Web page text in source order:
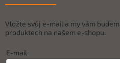
Vložte svůj e-mail a my vám
produktech na našem e-shopu.
E-mail